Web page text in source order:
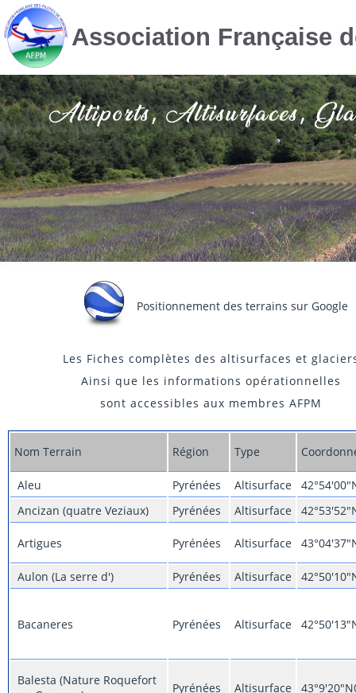
Association Française
Positionnement des terrains sur Google
Les Fiches complètes des altisurfaces et
Ainsi que les informations opérationnelles
sont accessibles aux membres AFPM
Nom Terrain Région Type
Aleu Pyrénées Altisurface
Ancizan (quatre Veziaux)
Pyrénées Altisurface
Artigues Pyrénées Altisurface
Aulon (La serre d') Pyrénées Altisurface
Bacaneres Pyrénées Altisurface
Balesta (Nature Roquefort
Pyrénées Altisurface